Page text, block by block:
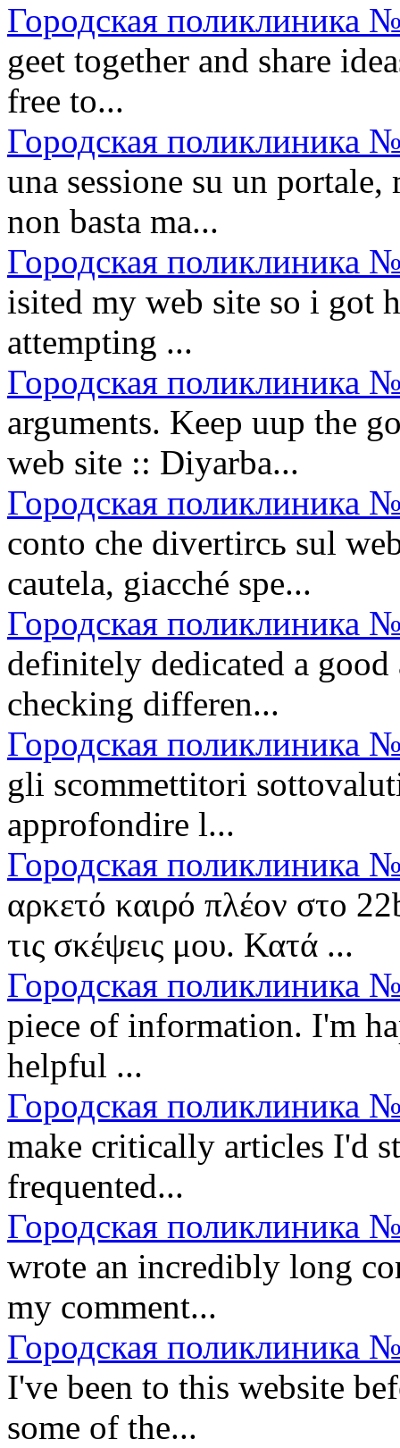
Городская поликлиника
geet together and share
free to...
Городская поликлиника
una sessione su un
non basta ma...
Городская поликлиника
isited my web site so i got
attempting ...
Городская поликлиника
arguments. Keep uup the
web site :: Diyarba...
Городская поликлиника
conto che divertirсь sul
cautela, giacché spe...
Городская поликлиника
definitely dedicated a
checking differen...
Городская поликлиника
gli scommettitori
approfondire l...
Городская поликлиника
αρκετό καιρό πλέον στο
τις σκέψεις μου. Κατά ...
Городская поликлиника
piece of information. I'm
helpful ...
Городская поликлиника
make critically articles I'd
frequented...
Городская поликлиника
wrote an incredibly long
my comment...
Городская поликлиника
I've been to this website
some of the...